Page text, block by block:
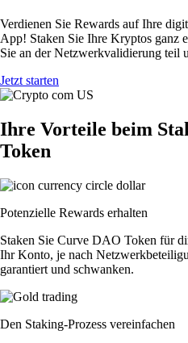
Verdienen Sie Rewards auf Ihre
App! Staken Sie Ihre Kryptos ganz
Sie an der Netzwerkvalidierung teil
Jetzt starten
Ihre Vorteile beim
Token
Potenzielle Rewards erhalten
Staken Sie Curve DAO Token für
Ihr Konto, je nach
garantiert und schwanken.
Den Staking-Prozess vereinfachen